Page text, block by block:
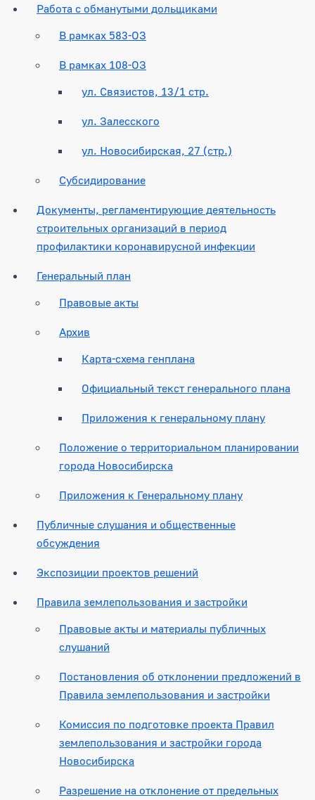
Работа с обманутыми дольщиками
В рамках 583-ОЗ
В рамках 108-ОЗ
ул. Связистов, 13/1 стр.
ул. Залесского
ул. Новосибирская, 27 (стр.)
Субсидирование
Документы, регламентирующие деятельность
строительных организаций в период
профилактики коронавирусной инфекции
Генеральный план
Правовые акты
Архив
Карта-схема генплана
Официальный текст генерального плана
Приложения к генеральному плану
Положение о территориальном планировании
города Новосибирска
Приложения к Генеральному плану
Публичные слушания и общественные
обсуждения
Экспозиции проектов решений
Правила землепользования и застройки
Правовые акты и материалы публичных
слушаний
Постановления об отклонении предложений в
Правила землепользования и застройки
Комиссия по подготовке проекта Правил
землепользования и застройки города
Новосибирска
Разрешение на отклонение от предельных